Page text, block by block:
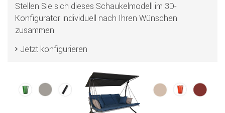
Stellen Sie sich dieses Schaukelmodell im 3D-
Konfigurator individuell nach Ihren Wünschen
zusammen.
Jetzt konfigurieren